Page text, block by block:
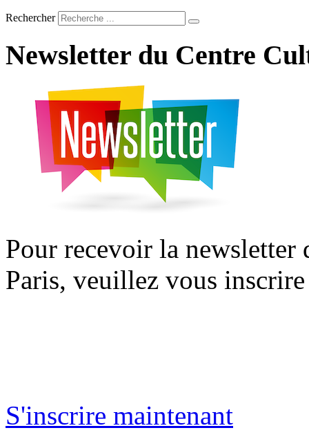
Rechercher
Newsletter du Centre
Pour recevoir la
Paris, veuillez vous
S'inscrire maintenant